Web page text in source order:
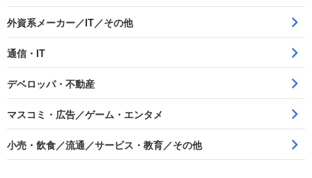
外資系メーカー／IT／その他
通信・IT
デベロッパ・不動産
マスコミ・広告／ゲーム・エンタメ
小売・飲食／流通／サービス・教育／その他